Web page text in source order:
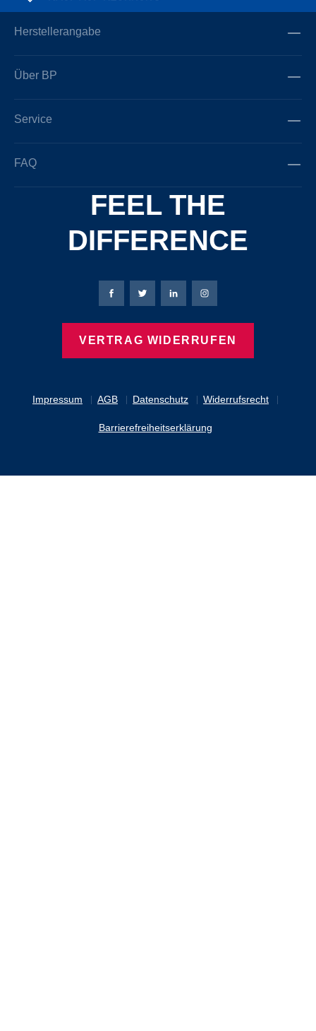
Herstellerangabe
Über BP
Service
FAQ
FEEL THE
DIFFERENCE
Impressum AGB Datenschutz Widerrufsrecht
Barrierefreiheitserklärung
Bierbaum-Proenen Facebook-Seite
Bierbaum-Proenen Twitter Seite
Bierbaum-Proenen LinkedIn
Bierbaum-Proenen
VERTRAG WIDERRUFEN